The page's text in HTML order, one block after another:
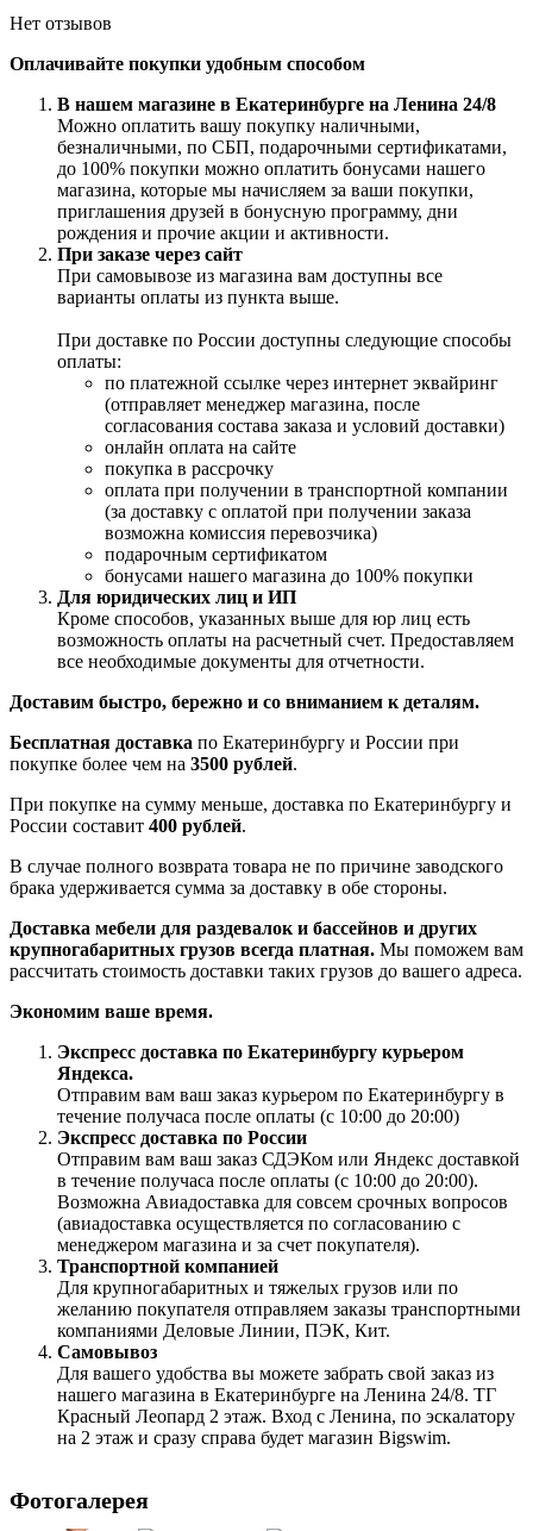
Нет отзывов
Оплачивайте покупки удобным способом
В нашем магазине в Екатеринбурге на Ленина 24/8
Можно оплатить вашу покупку наличными,
безналичными, по СБП, подарочными сертификатами,
до 100% покупки можно оплатить бонусами нашего
магазина, которые мы начисляем за ваши покупки,
приглашения друзей в бонусную программу, дни
рождения и прочие акции и активности.
При заказе через сайт
При самовывозе из магазина вам доступны все
варианты оплаты из пункта выше.
При доставке по России доступны следующие способы
оплаты:
по платежной ссылке через интернет эквайринг
(отправляет менеджер магазина, после
согласования состава заказа и условий доставки)
онлайн оплата на сайте
покупка в рассрочку
оплата при получении в транспортной компании
(за доставку с оплатой при получении заказа
возможна комиссия перевозчика)
подарочным сертификатом
бонусами нашего магазина до 100% покупки
Для юридических лиц и ИП
Кроме способов, указанных выше для юр лиц есть
возможность оплаты на расчетный счет. Предоставляем
все необходимые документы для отчетности.
Доставим быстро, бережно и со вниманием к деталям.
Бесплатная доставка по Екатеринбургу и России при
покупке более чем на 3500 рублей.
При покупке на сумму меньше, доставка по Екатеринбургу и
России составит 400 рублей.
В случае полного возврата товара не по причине заводского
брака удерживается сумма за доставку в обе стороны.
Доставка мебели для раздевалок и бассейнов и других
крупногабаритных грузов всегда платная. Мы поможем вам
рассчитать стоимость доставки таких грузов до вашего адреса.
Экономим ваше время.
Экспресс доставка по Екатеринбургу курьером
Яндекса.
Отправим вам ваш заказ курьером по Екатеринбургу в
течение получаса после оплаты (с 10:00 до 20:00)
Экспресс доставка по России
Отправим вам ваш заказ СДЭКом или Яндекс доставкой
в течение получаса после оплаты (с 10:00 до 20:00).
Возможна Авиадоставка для совсем срочных вопросов
(авиадоставка осуществляется по согласованию с
менеджером магазина и за счет покупателя).
Транспортной компанией
Для крупногабаритных и тяжелых грузов или по
желанию покупателя отправляем заказы транспортными
компаниями Деловые Линии, ПЭК, Кит.
Самовывоз
Для вашего удобства вы можете забрать свой заказ из
нашего магазина в Екатеринбурге на Ленина 24/8. ТГ
Красный Леопард 2 этаж. Вход с Ленина, по эскалатору
на 2 этаж и сразу справа будет магазин Bigswim.
Фотогалерея